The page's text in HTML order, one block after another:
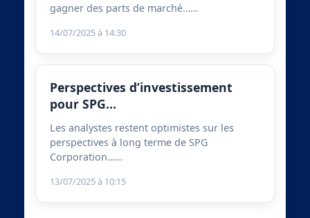
gagner des parts de marché……
14/07/2025 à 14:30
Perspectives d’investissement
pour SPG…
Les analystes restent optimistes sur les
perspectives à long terme de SPG
Corporation……
13/07/2025 à 10:15